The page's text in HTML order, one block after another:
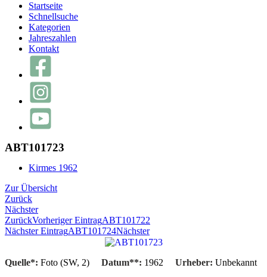
Startseite
Schnellsuche
Kategorien
Jahreszahlen
Kontakt
ABT101723
Kirmes 1962
Zur Übersicht
Zurück
Nächster
ZurückVorheriger EintragABT101722
Nächster EintragABT101724Nächster
Quelle*: Foto (SW, 2) Datum**: 1962 Urheber: Unbekannt